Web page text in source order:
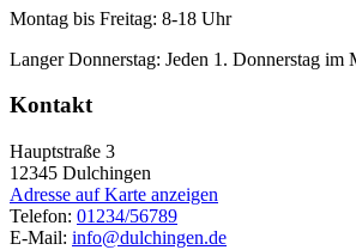
Montag bis Freitag: 8-18 Uhr
Langer Donnerstag: Jeden 1. Donnerstag im
Kontakt
Hauptstraße 3
12345 Dulchingen
Adresse auf Karte anzeigen
Telefon: 01234/56789
E-Mail: info@dulchingen.de